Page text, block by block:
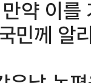
약 이
민께 알